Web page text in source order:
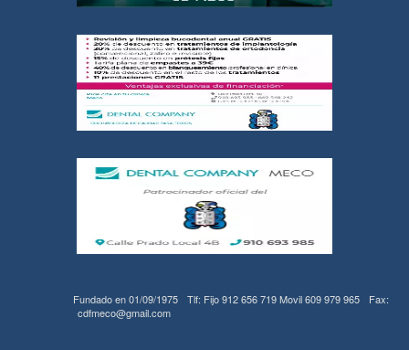
Fundado en 01/09/1975 Tlf: Fijo 912 656 719 Movil 609 979 965
Fax:
cdfmeco@gmail.com